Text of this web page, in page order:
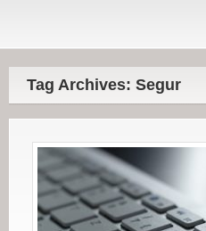
Tag Archives: Segur